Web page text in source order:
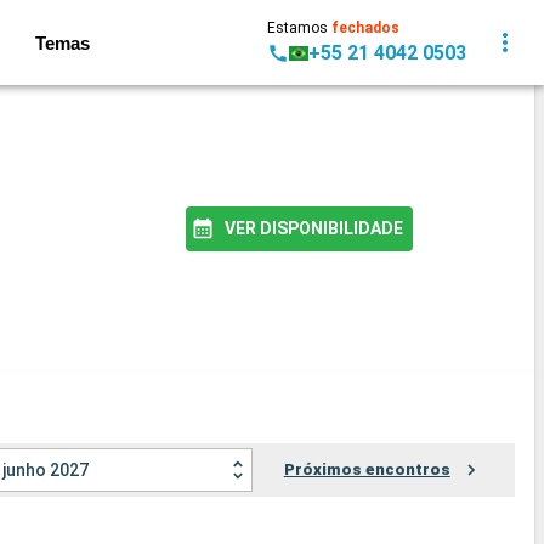
Temas
Estamos fechados
+55 21 4042 0503
VER DISPONIBILIDADE
junho 2027 Próximos encontros